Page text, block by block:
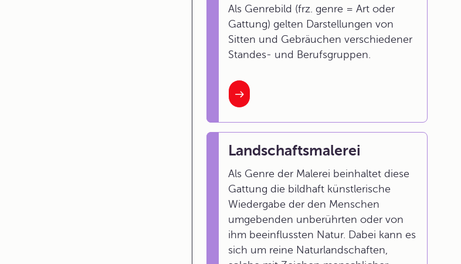
Als Genrebild (frz. genre = Art oder
Gattung) gelten Darstellungen von
Sitten und Gebräuchen verschiedener
Standes- und Berufsgruppen.
Landschaftsmalerei
Als Genre der Malerei beinhaltet diese
Gattung die bildhaft künstlerische
Wiedergabe der den Menschen
umgebenden unberührten oder von
ihm beeinflussten Natur. Dabei kann es
sich um reine Naturlandschaften,